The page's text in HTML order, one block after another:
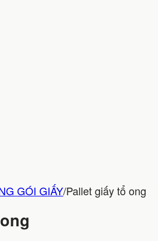
GÓI GIẤY/Pallet giấy tổ ong